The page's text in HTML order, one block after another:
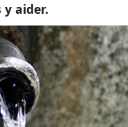
aider.